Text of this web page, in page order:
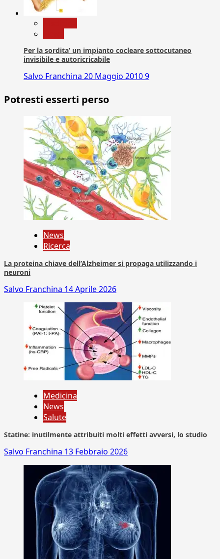
Per la sordita’ un impianto cocleare sottocutaneo
invisibile e autoricricabile
Salvo Franchina 20 Maggio 20109
Potresti esserti perso
News
Ricerca
La proteina chiave dell’Alzheimer si propaga utilizzando i
neuroni
Salvo Franchina 14 Aprile 2026
Medicina
News
Salute
Statine: inutilmente attribuiti molti effetti avversi, lo studio
Salvo Franchina 13 Febbraio 2026